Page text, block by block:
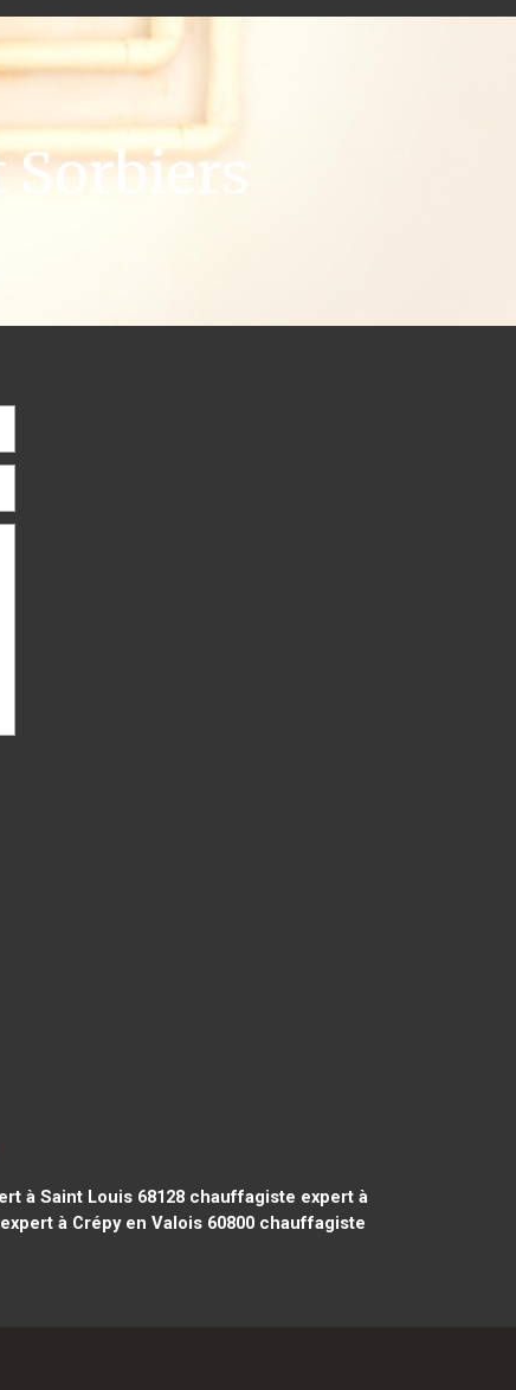
Sorbiers
à Saint Louis 68128 chauffagiste expert à
à Crépy en Valois 60800 chauffagiste